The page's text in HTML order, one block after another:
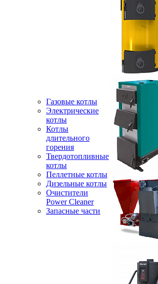
Газовые котлы
Электрические
котлы
Котлы
длительного
горения
Твердотопливные
котлы
Пеллетные котлы
Дизельные котлы
Очистители
Power Cleaner
Запасные части